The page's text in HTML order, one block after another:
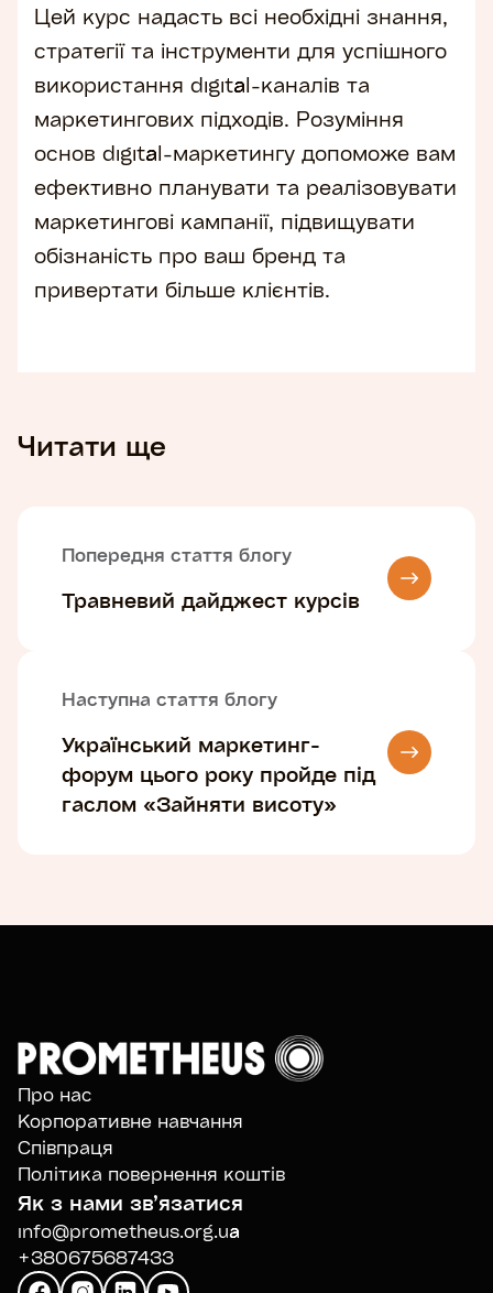
Цей курс надасть всі необхідні знання,
стратегії та інструменти для успішного
використання digital-каналів та
маркетингових підходів. Розуміння
основ digital-маркетингу допоможе вам
ефективно планувати та реалізовувати
маркетингові кампанії, підвищувати
обізнаність про ваш бренд та
привертати більше клієнтів.
Читати ще
Попередня стаття блогу
Травневий дайджест курсів
Наступна стаття блогу
Український маркетинг-
форум цього року пройде під
гаслом «Зайняти висоту»
Про нас
Корпоративне навчання
Співпраця
Політика повернення коштів
Як з нами звʼязатися
info@prometheus.org.ua
+380675687433